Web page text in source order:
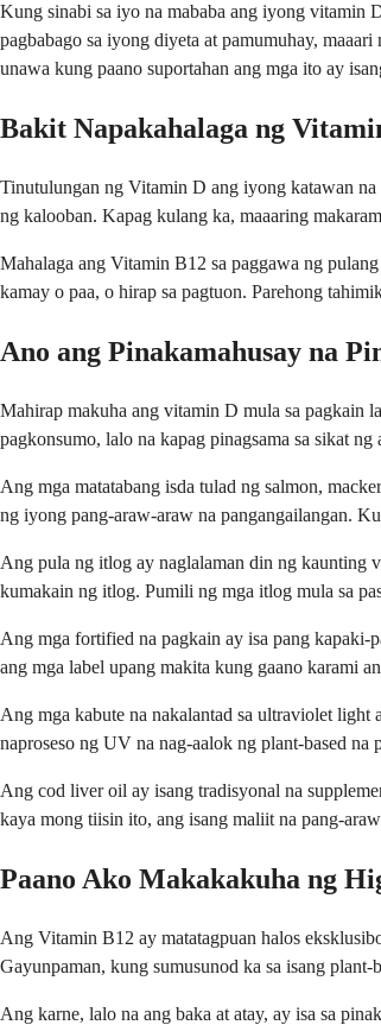
Kung sinabi sa iyo na mababa ang iyong vitamin
pagbabago sa iyong diyeta at pamumuhay,
unawa kung paano suportahan ang mga ito ay
Bakit Napakahalaga ng
Tinutulungan ng Vitamin D ang iyong katawan na
ng kalooban. Kapag kulang ka, maaaring
Mahalaga ang Vitamin B12 sa paggawa ng
kamay o paa, o hirap sa pagtuon. Parehong
Ano ang Pinakamahusay na
Mahirap makuha ang vitamin D mula sa pagkain
pagkonsumo, lalo na kapag pinagsama sa sikat
Ang mga matatabang isda tulad ng salmon,
ng iyong pang-araw-araw na pangangailangan.
Ang pula ng itlog ay naglalaman din ng kaunting
kumakain ng itlog. Pumili ng mga itlog mula sa
Ang mga fortified na pagkain ay isa pang kapaki-
ang mga label upang makita kung gaano karami
Ang mga kabute na nakalantad sa ultraviolet
naproseso ng UV na nag-aalok ng plant-based na
Ang cod liver oil ay isang tradisyonal na
kaya mong tiisin ito, ang isang maliit na pang-
Paano Ako Makakakuha ng
Ang Vitamin B12 ay matatagpuan halos
Gayunpaman, kung sumusunod ka sa isang
Ang karne, lalo na ang baka at atay, ay isa sa